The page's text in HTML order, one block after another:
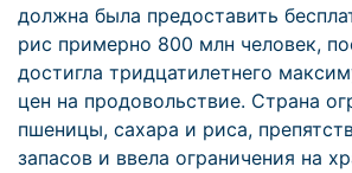
должна была предоставить
рис примерно 800 млн человек,
достигла тридцатилетнего
цен на продовольствие. Страна
пшеницы, сахара и риса,
запасов и ввела ограничения на